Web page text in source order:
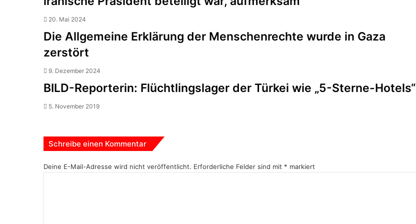
20. Mai 2024
Die Allgemeine Erklärung der Menschenrechte wurde in Gaza
zerstört
9. Dezember 2024
BILD-Reporterin: Flüchtlingslager der Türkei wie „5-Sterne-Hotels“
5. November 2019
Schreibe einen Kommentar
Deine E-Mail-Adresse wird nicht veröffentlicht. Erforderliche Felder sind mit * markiert